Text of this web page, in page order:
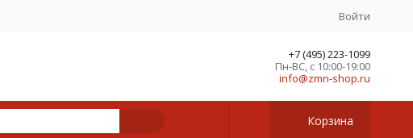
Войти
+7 (495) 223-1099
Пн-ВС, с 10:00-19:00
info@zmn-shop.ru
Корзина